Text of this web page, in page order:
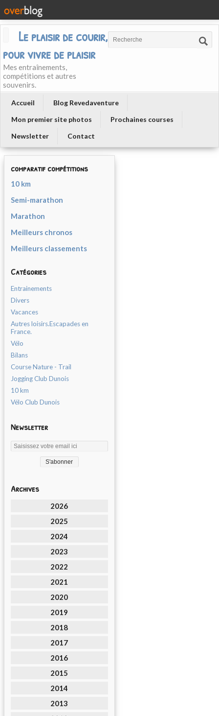
Le plaisir de courir, courir
pour vivre de plaisir
Mes entraînements,
compétitions et autres
souvenirs.
Accueil
Blog Revedaventure
Mon premier site photos
Prochaines courses
Newsletter
Contact
comparatif compétitions
10 km
Semi-marathon
Marathon
Meilleurs chronos
Meilleurs classements
Catégories
Entrainements
Divers
Vacances
Autres loisirs.Escapades en
France.
Vélo
Bilans
Course Nature - Trail
Jogging Club Dunois
10 km
Vélo Club Dunois
Newsletter
Archives
2026
2025
2024
2023
2022
2021
2020
2019
2018
2017
2016
2015
2014
2013